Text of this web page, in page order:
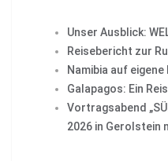
Unser Ausblick:
Reisebericht zur
Namibia auf
Galapagos: Ein
Vortragsabend
2026 in Gerolstein